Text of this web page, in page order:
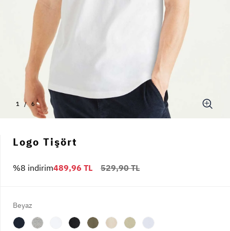
1 / 6
Logo Tişört
529,90 TL
%8 indirim489,96 TL
Beyaz